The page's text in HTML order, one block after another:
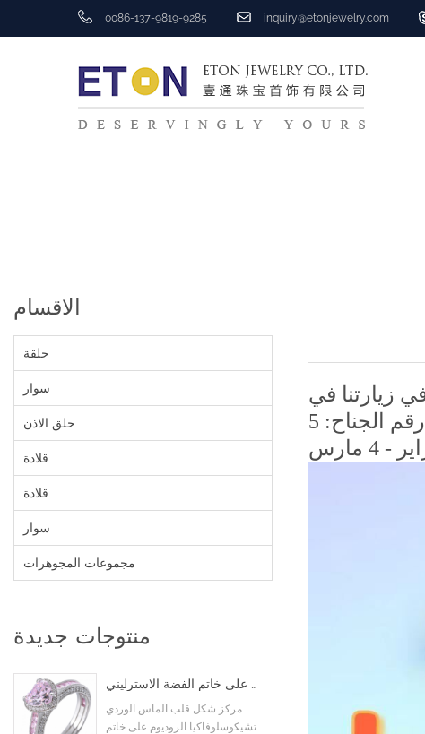
0086-137-9819-9285 inquiry@etonjewelry.com
الاقسام
حلقة
سوار
حلق الاذن
قلادة
قلادة
سوار
مجموعات المجوهرات
منتوجات جديدة
شكل قلب الماس اللون الوردي مكعب زركونيا الروديوم على خاتم الفضة الاسترليني
مركز شكل قلب الماس الوردي
تشيكوسلوفاكيا الروديوم على خاتم